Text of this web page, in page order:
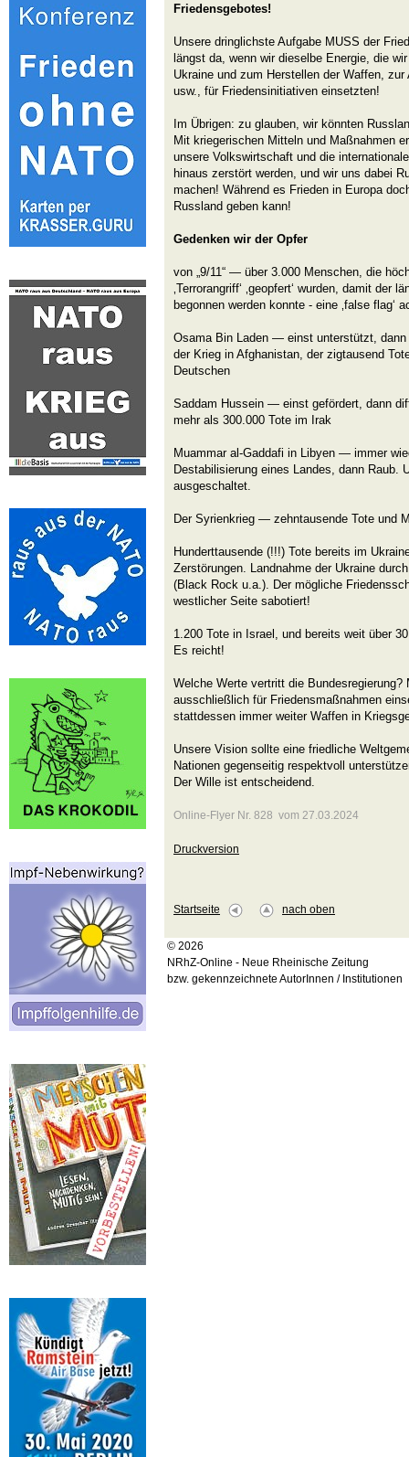
Friedensgebotes!
Unsere dringlichste Aufgabe MUSS der
längst da, wenn wir dieselbe Energie, die
Ukraine und zum Herstellen der Waffen,
usw., für Friedensinitiativen einsetzten!
Im Übrigen: zu glauben, wir könnten
Mit kriegerischen Mitteln und Maßnahmen
unsere Volkswirtschaft und die
hinaus zerstört werden, und wir uns dabei
machen! Während es Frieden in Europa
Russland geben kann!
Gedenken wir der Opfer
von „9/11“ — über 3.000 Menschen, die
‚Terrorangriff‘ ‚geopfert‘ wurden, damit der
begonnen werden konnte - eine ‚false flag‘
Osama Bin Laden — einst unterstützt,
der Krieg in Afghanistan, der zigtausend
Deutschen
Saddam Hussein — einst gefördert, dann
mehr als 300.000 Tote im Irak
Muammar al-Gaddafi in Libyen — immer
Destabilisierung eines Landes, dann Raub.
ausgeschaltet.
Der Syrienkrieg — zehntausende Tote und
Hunderttausende (!!!) Tote bereits im
Zerstörungen. Landnahme der Ukraine
(Black Rock u.a.). Der mögliche
westlicher Seite sabotiert!
1.200 Tote in Israel, und bereits weit über
Es reicht!
Welche Werte vertritt die
ausschließlich für Friedensmaßnahmen
stattdessen immer weiter Waffen in
Unsere Vision sollte eine friedliche
Nationen gegenseitig respektvoll
Der Wille ist entscheidend.
Online-Flyer Nr. 828 vom 27.03.2024
Druckversion
Startseite nach oben
© 2026
NRhZ-Online - Neue Rheinische Zeitung
bzw. gekennzeichnete AutorInnen / Institutionen